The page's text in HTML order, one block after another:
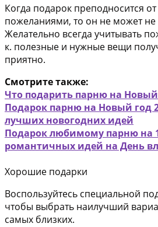
Когда подарок преподносится
пожеланиями, то он не может не
Желательно всегда учитывать
к. полезные и нужные вещи
приятно.
Смотрите также:
Что подарить парню на Новый
Подарок парню на Новый год
лучших новогодних идей
Подарок любимому парню на
романтичных идей на День
Хорошие подарки
Воспользуйтесь специальной
чтобы выбрать наилучший
самых близких.